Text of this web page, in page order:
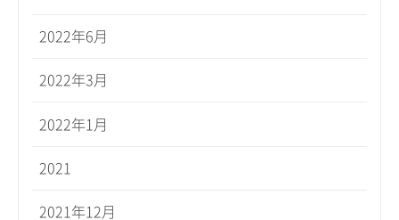
2022年6月
2022年3月
2022年1月
2021
2021年12月